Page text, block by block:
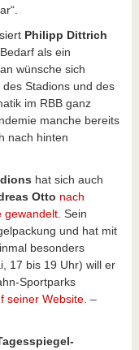
Philipp Dittrich
als ein
wünsche sich
Stadions und des
im RBB ganz
manche bereits
nach hinten
hat sich auch
Otto nach
Sein
und hat mit
besonders
17 bis 19 Uhr) will er
Sportparks
seiner Website. –